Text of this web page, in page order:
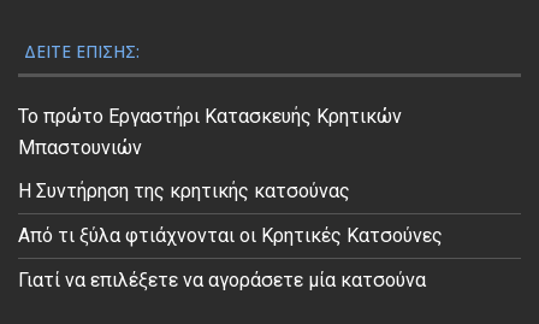
ΔΕΊΤΕ ΕΠΊΣΗΣ:
Το πρώτο Εργαστήρι Κατασκευής Κρητικών
Μπαστουνιών
Η Συντήρηση της κρητικής κατσούνας
Από τι ξύλα φτιάχνονται οι Κρητικές Κατσούνες
Γιατί να επιλέξετε να αγοράσετε μία κατσούνα